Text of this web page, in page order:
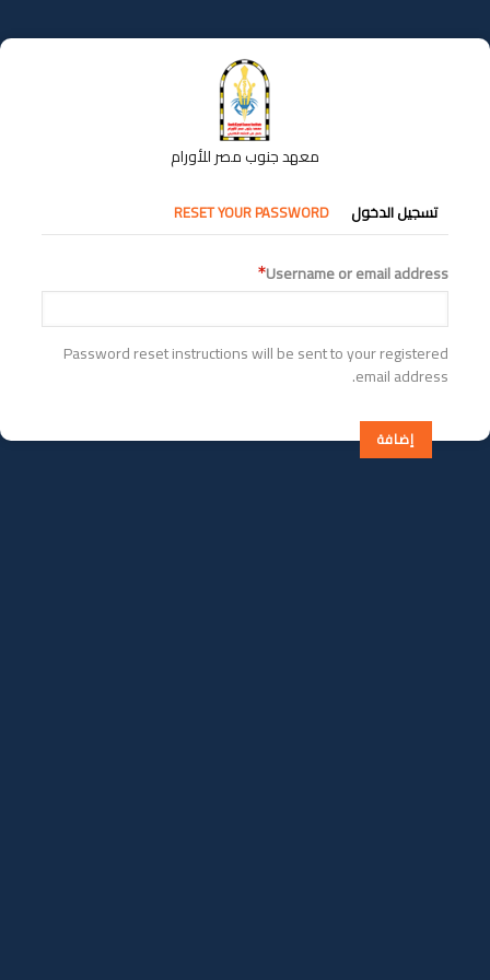
إلى
المحتوى
معهد جنوب مصر للأورام
التبويبات
الأساسية
تسجيل الدخول RESET YOUR PASSWORD
Username or email address
Password reset instructions will be sent to your registered
email address.